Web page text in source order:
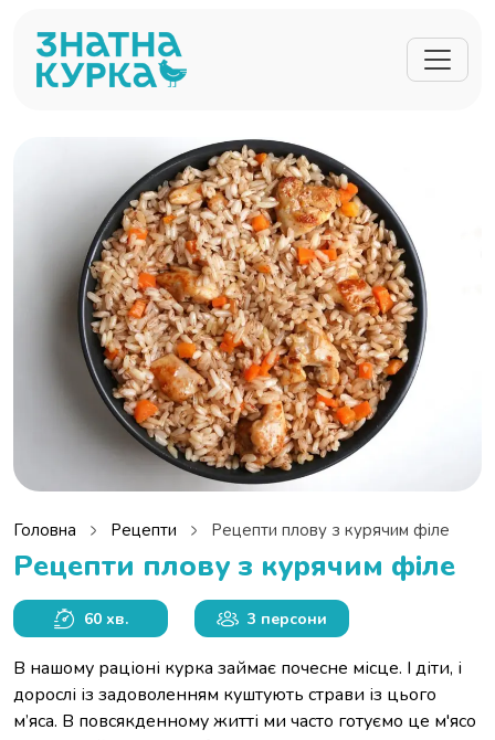
Головна Рецепти Рецепти плову з курячим філе
Рецепти плову з курячим філе
60 хв. 3 персони
В нашому раціоні курка займає почесне місце. І діти, і
дорослі із задоволенням куштують страви із цього
м’яса. В повсякденному житті ми часто готуємо це м'ясо